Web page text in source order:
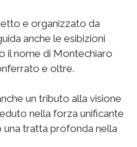
e organizzato da
anche le esibizioni
il nome di Montechiaro
e oltre.
un tributo alla visione
nella forza unificante
una tratta profonda nella